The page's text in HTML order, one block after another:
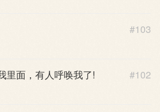
#103
#102
里面，有人呼唤我了!